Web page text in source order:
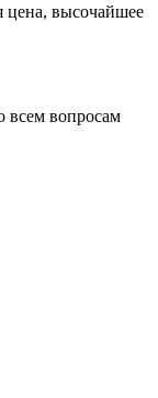
цена, высочайшее
всем вопросам